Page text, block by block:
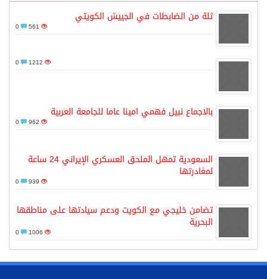
ثلة من الضابطات في الجييش الكويتي
561
1212
بالاجماع نبيل فهمي امينا عاما للجامعة العربية
962
السعودية تمهل الملحق العسكري الإيراني 24 ساعة
لمغادرتها
939
تضامن خليجي مع الكويت ودعم سيادتها على مناطقها
البحرية
1006